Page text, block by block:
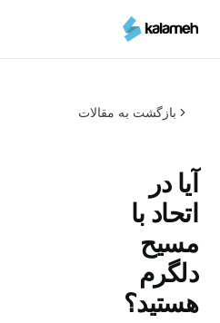
محتوای
بازگشت به مقالات
آیا در
اتحاد با
مسیح
دلگرم
هستید؟